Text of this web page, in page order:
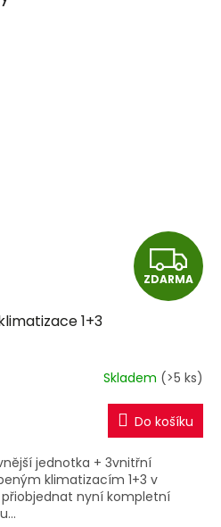
Z
D
R
M
A
ZDARMA
1+3
Skladem (>5 ks)
Do košíku
jednotka + 3vnitřní
klimatizacím 1+3 v
nyní kompletní